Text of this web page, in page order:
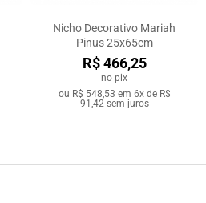
Nicho Decorativo Mariah
Pinus 25x65cm
R$ 466,25
no pix
ou R$ 548,53 em 6x de R$
91,42 sem juros